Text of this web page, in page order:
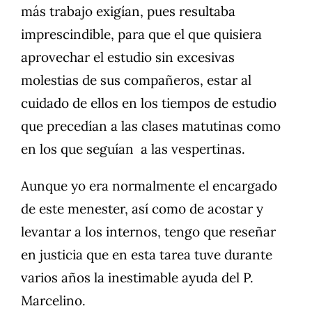
más trabajo exigían, pues resultaba
imprescindible, para que el que quisiera
aprovechar el estudio sin excesivas
molestias de sus compañeros, estar al
cuidado de ellos en los tiempos de estudio
que precedían a las clases matutinas como
en los que seguían a las vespertinas.
Aunque yo era normalmente el encargado
de este menester, así como de acostar y
levantar a los internos, tengo que reseñar
en justicia que en esta tarea tuve durante
varios años la inestimable ayuda del P.
Marcelino.